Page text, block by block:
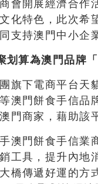
會開展經濟合作
化特色，此次希
支持澳門中小企
划算為澳門品牌
旗下電商平台天
澳門餅食手信品
門商家，藉助該
澳門餅食手信業
工具，提升內地
橋傳遞好運的方